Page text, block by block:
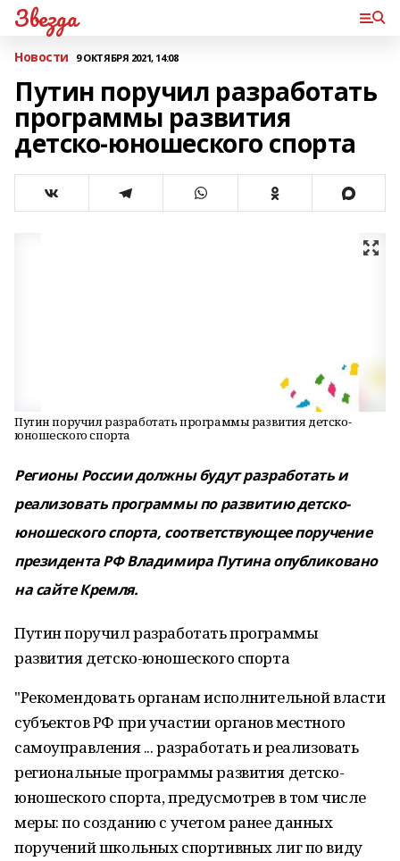
Звезда
Новости 9 ОКТЯБРЯ 2021, 14:08
Путин поручил разработать
программы развития
детско-юношеского спорта
Путин поручил разработать программы развития детско-
юношеского спорта
Регионы России должны будут разработать и
реализовать программы по развитию детско-
юношеского спорта, соответствующее поручение
президента РФ Владимира Путина опубликовано
на сайте Кремля.
Путин поручил разработать программы
развития детско-юношеского спорта
"Рекомендовать органам исполнительной власти
субъектов РФ при участии органов местного
самоуправления ... разработать и реализовать
региональные программы развития детско-
юношеского спорта, предусмотрев в том числе
меры: по созданию с учетом ранее данных
поручений школьных спортивных лиг по виду